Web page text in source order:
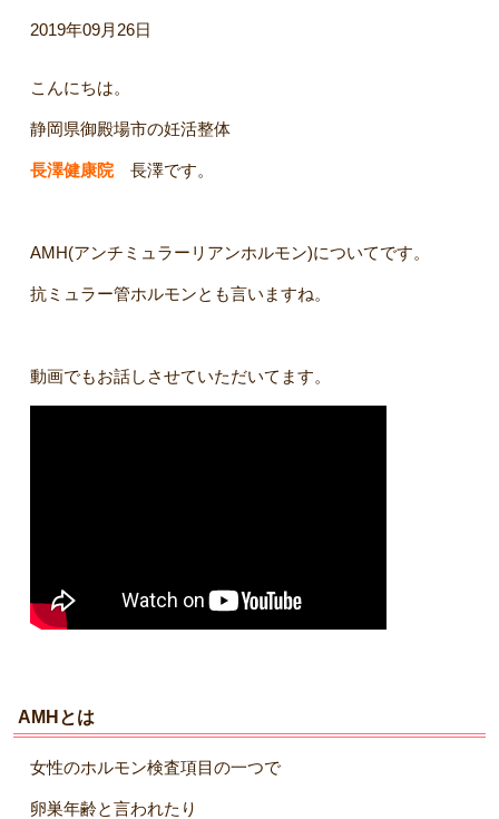
2019年09月26日
こんにちは。
静岡県御殿場市の妊活整体
長澤健康院長澤です。
AMH(アンチミュラーリアンホルモン)についてです。
抗ミュラー管ホルモンとも言いますね。
動画でもお話しさせていただいてます。
AMHとは
女性のホルモン検査項目の一つで
卵巣年齢と言われたり